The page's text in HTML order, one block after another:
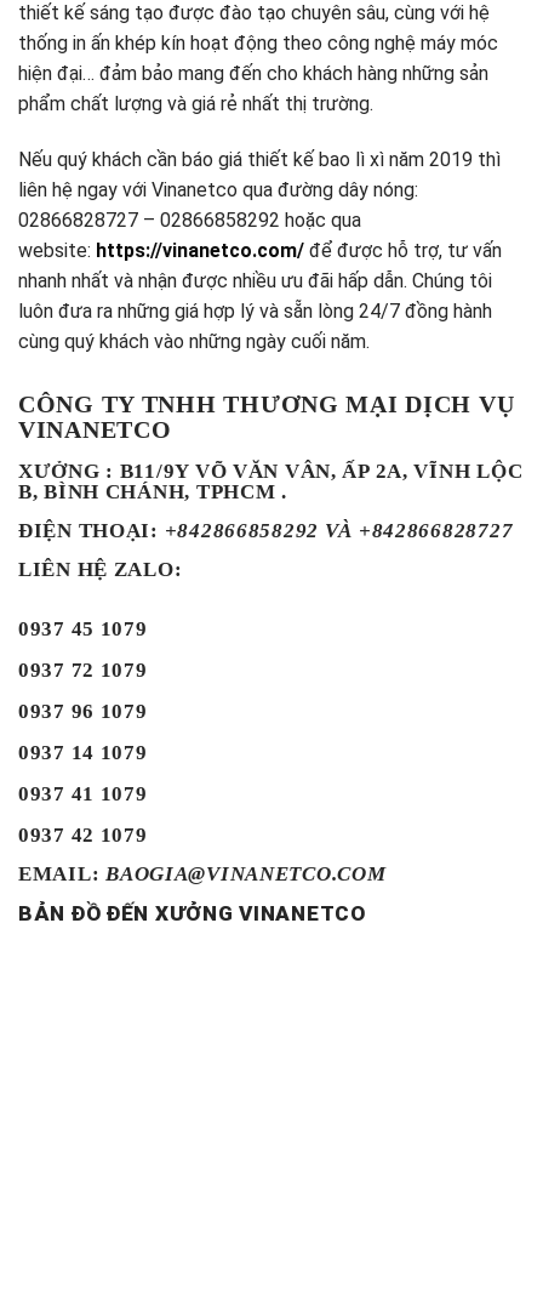
thiết kế sáng tạo được đào tạo chuyên sâu, cùng với hệ
thống in ấn khép kín hoạt động theo công nghệ máy móc
hiện đại… đảm bảo mang đến cho khách hàng những sản
phẩm chất lượng và giá rẻ nhất thị trường.
Nếu quý khách cần báo giá thiết kế bao lì xì năm 2019 thì
liên hệ ngay với Vinanetco qua đường dây nóng:
02866828727 – 02866858292 hoặc qua
website: https://vinanetco.com/ để được hỗ trợ, tư vấn
nhanh nhất và nhận được nhiều ưu đãi hấp dẫn. Chúng tôi
luôn đưa ra những giá hợp lý và sẵn lòng 24/7 đồng hành
cùng quý khách vào những ngày cuối năm.
CÔNG TY TNHH THƯƠNG MẠI DỊCH VỤ
VINANETCO
XƯỞNG : B11/9Y VÕ VĂN VÂN, ẤP 2A, VĨNH LỘC
B, BÌNH CHÁNH, TPHCM .
ĐIỆN THOẠI: +842866858292 VÀ +842866828727
LIÊN HỆ ZALO:
0937 45 1079
0937 72 1079
0937 96 1079
0937 14 1079
0937 41 1079
0937 42 1079
EMAIL: BAOGIA@VINANETCO.COM
BẢN ĐỒ ĐẾN XƯỞNG VINANETCO